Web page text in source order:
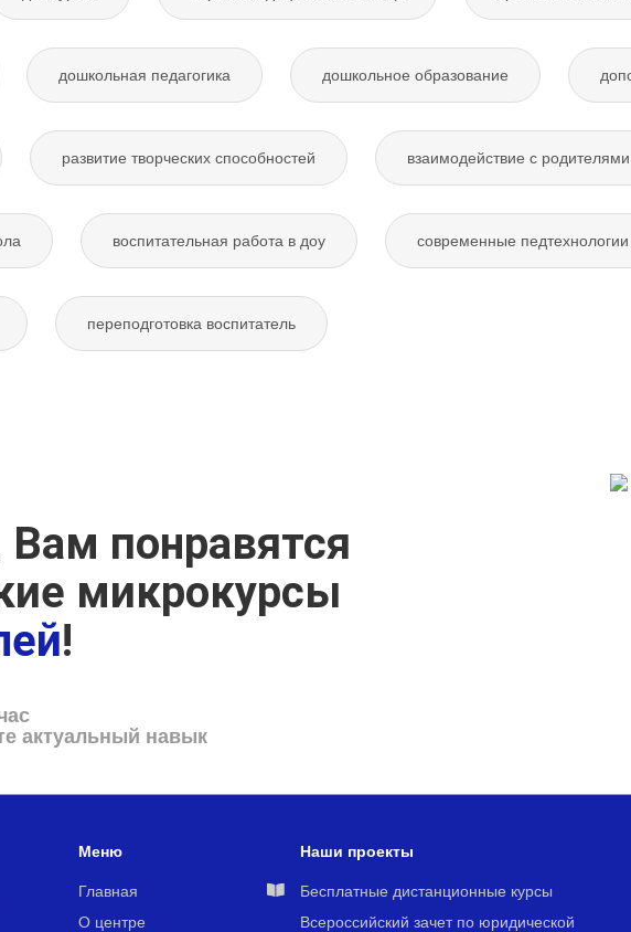
дошкольная педагогика дошкольное образование
развитие творческих способностей взаимодействие с родителями
воспитательная работа в доу современные
переподготовка воспитатель
понравятся
микрокурсы
!
актуальный навык
Меню
Главная
О центре
Наши проекты
Бесплатные дистанционные курсы
Всероссийский зачет по юридической